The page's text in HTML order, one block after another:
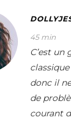
45 min
C’est un
donc il
de
courant